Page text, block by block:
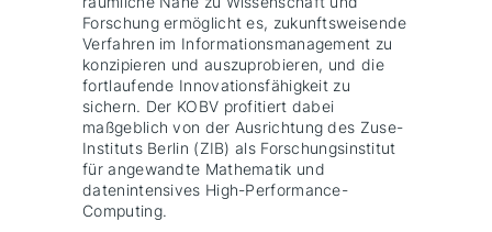
Forschung ermöglicht es, zukunftsweisende
Verfahren im Informationsmanagement zu
konzipieren und auszuprobieren, und die
fortlaufende Innovationsfähigkeit zu
sichern. Der KOBV profitiert dabei
maßgeblich von der Ausrichtung des Zuse-
Instituts Berlin (ZIB) als Forschungsinstitut
für angewandte Mathematik und
datenintensives High-Performance-
Computing.